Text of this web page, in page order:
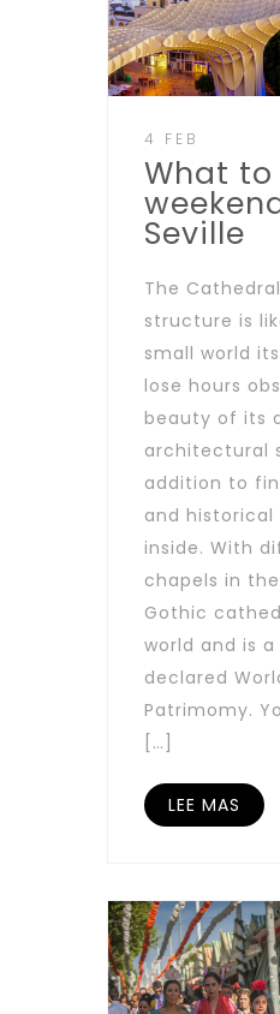
4 FEB
What to
Seville
The
structure is
small world
lose hours
beauty of its
architectural
addition to
and historical
inside. With
chapels in
Gothic
world and is
declared
Patrimomy.
[…]
LEE MAS